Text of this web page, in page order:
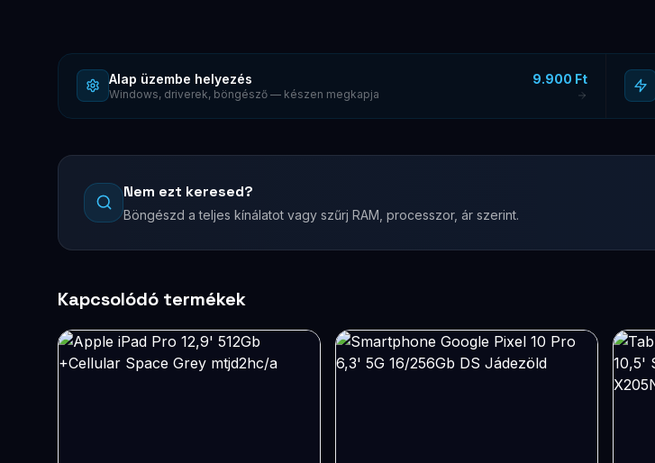
Alap üzembe helyezés
Windows, driverek, böngésző — készen megkapja
9.900 Ft
Nem ezt keresed?
Böngészd a teljes kínálatot vagy szűrj RAM, processzor, ár szerint.
Kapcsolódó termékek